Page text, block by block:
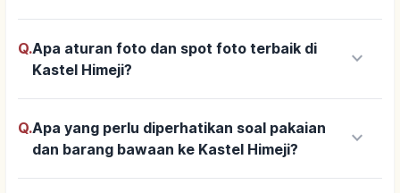
Q.Apa aturan foto dan spot foto terbaik di
Kastel Himeji?
keyboard_arrow_down
Q.Apa yang perlu diperhatikan soal pakaian
dan barang bawaan ke Kastel Himeji?
keyboard_arrow_down